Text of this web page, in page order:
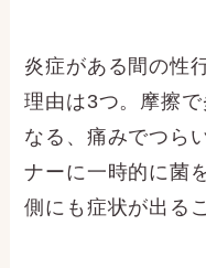
炎症がある間の性
理由は3つ。摩擦
なる、痛みでつら
ナーに一時的に菌
側にも症状が出る